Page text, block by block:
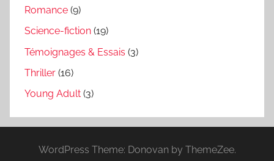
Romance (9)
Science-fiction (19)
Témoignages & Essais (3)
Thriller (16)
Young Adult (3)
WordPress Theme: Donovan by ThemeZee.